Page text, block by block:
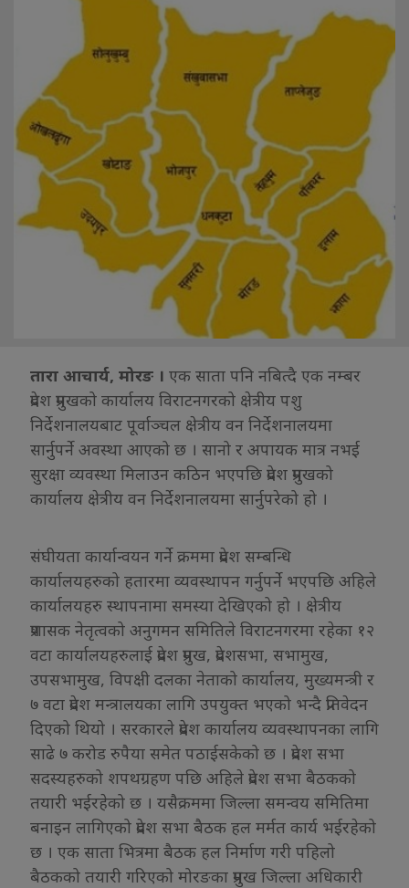
तारा आचार्य, मोरङ । एक साता पनि नबित्दै एक नम्बर
प्रदेश प्रमुखको कार्यालय विराटनगरको क्षेत्रीय पशु
निर्देशनालयबाट पूर्वाञ्चल क्षेत्रीय वन निर्देशनालयमा
सार्नुपर्ने अवस्था आएको छ । सानो र अपायक मात्र नभई
सुरक्षा व्यवस्था मिलाउन कठिन भएपछि प्रदेश प्रमुखको
कार्यालय क्षेत्रीय वन निर्देशनालयमा सार्नुपरेको हो ।
संघीयता कार्यान्वयन गर्ने क्रममा प्रदेश सम्बन्धि
कार्यालयहरुको हतारमा व्यवस्थापन गर्नुपर्ने भएपछि अहिले
कार्यालयहरु स्थापनामा समस्या देखिएको हो । क्षेत्रीय
प्रशासक नेतृत्वको अनुगमन समितिले विराटनगरमा रहेका १२
वटा कार्यालयहरुलाई प्रदेश प्रमुख, प्रदेशसभा, सभामुख,
उपसभामुख, विपक्षी दलका नेताको कार्यालय, मुख्यमन्त्री र
७ वटा प्रदेश मन्त्रालयका लागि उपयुक्त भएको भन्दै प्रतिवेदन
दिएको थियो । सरकारले प्रदेश कार्यालय व्यवस्थापनका लागि
साढे ७ करोड रुपैया समेत पठाईसकेको छ । प्रदेश सभा
सदस्यहरुको शपथग्रहण पछि अहिले प्रदेश सभा बैठकको
तयारी भईरहेको छ । यसैक्रममा जिल्ला समन्वय समितिमा
बनाइन लागिएको प्रदेश सभा बैठक हल मर्मत कार्य भईरहेको
छ । एक साता भित्रमा बैठक हल निर्माण गरी पहिलो
बैठकको तयारी गरिएको मोरङका प्रमुख जिल्ला अधिकारी